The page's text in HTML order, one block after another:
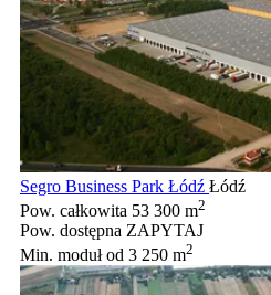
Segro Business Park Łódź Łódź
Pow. całkowita 53 300 m2
Pow. dostępna ZAPYTAJ
Min. modułod 3 250 m2